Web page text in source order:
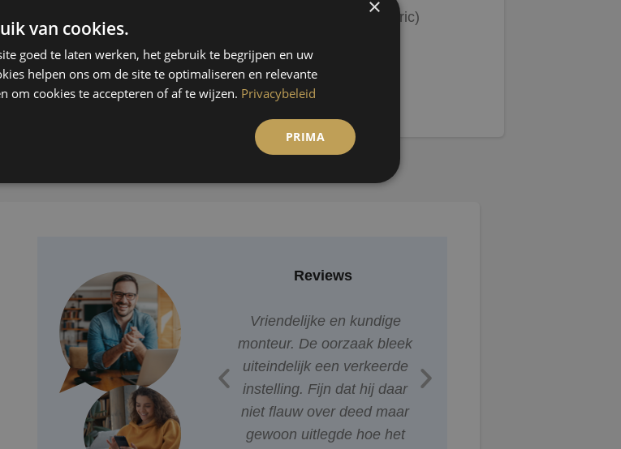
Warmtepomp (hybride en all-electric)
Reviews
Goede onderhoudsmonteur
die de hele ketel uit elkaar
heeft gehaald. Was de
eerste keer dat ik dit zo
uitgebreid zag.
Vriendelijke en kundige
monteur. De oorzaak bleek
uiteindelijk een verkeerde
instelling. Fijn dat hij daar
niet flauw over deed maar
gewoon uitlegde hoe het
×
van cookies.
goed te laten werken, het gebruik te begrijpen en uw
helpen ons om de site te optimaliseren en relevante
om cookies te accepteren of af te wijzen. Privacybeleid
PRIMA